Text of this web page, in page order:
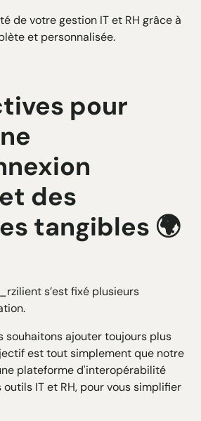
de votre gestion IT et RH grâce à
et personnalisée.
pour
des
tangibles 🌍
s’est fixé plusieurs
souhaitons ajouter toujours plus
est tout simplement que notre
plateforme d'interopérabilité
IT et RH, pour vous simplifier